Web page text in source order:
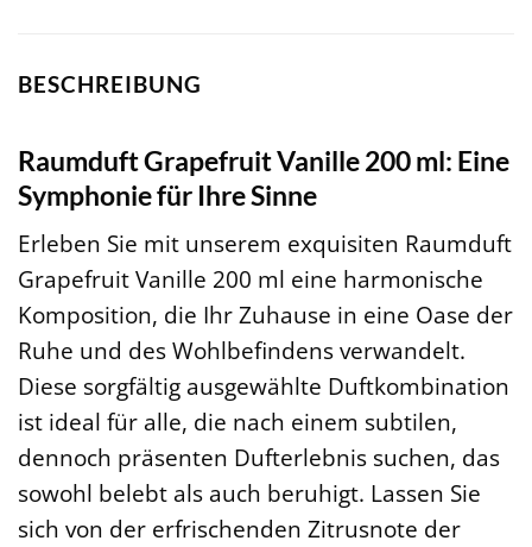
BESCHREIBUNG
Raumduft Grapefruit Vanille 200 ml: Eine
Symphonie für Ihre Sinne
Erleben Sie mit unserem exquisiten Raumduft
Grapefruit Vanille 200 ml eine harmonische
Komposition, die Ihr Zuhause in eine Oase der
Ruhe und des Wohlbefindens verwandelt.
Diese sorgfältig ausgewählte Duftkombination
ist ideal für alle, die nach einem subtilen,
dennoch präsenten Dufterlebnis suchen, das
sowohl belebt als auch beruhigt. Lassen Sie
sich von der erfrischenden Zitrusnote der